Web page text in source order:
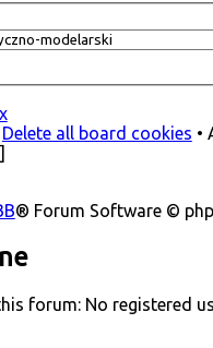
Delete all board cookies •
]
® Forum Software ©
forum: No registered